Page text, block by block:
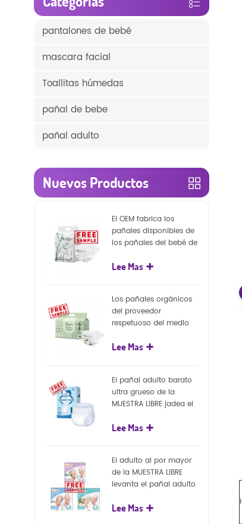
pantalones de bebé
mascara facial
Toallitas húmedas
pañal de bebe
pañal adulto
Nuevos Productos
El OEM fabrica los
pañales disponibles de
los pañales del bebé de
capa superficial
Lee Mas
Los pañales orgánicos
del proveedor
respetuoso del medio
llegada venden al por
de la naturaleza
Lee Mas
El pañal adulto barato
ultra grueso de la
MUESTRA LIBRE jadea el
para el adulto
Lee Mas
El adulto al por mayor
de la MUESTRA LIBRE
levanta el pañal adulto
pantalones del pañal
Lee Mas